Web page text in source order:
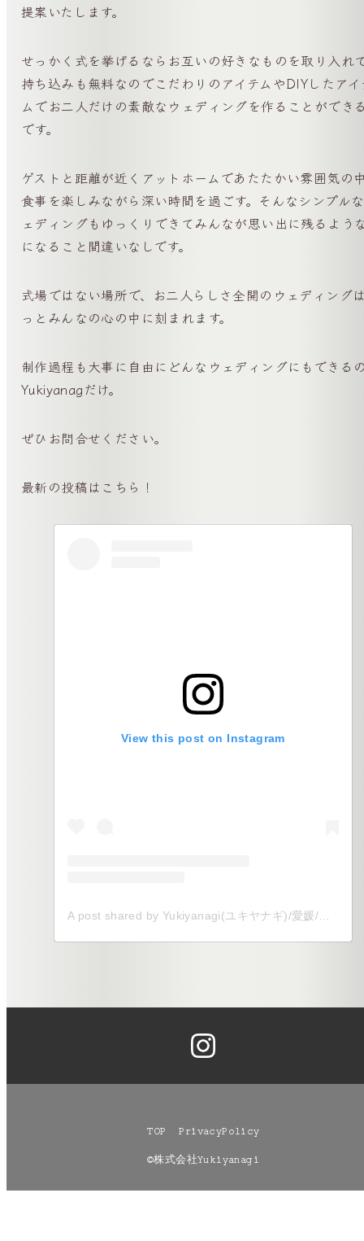
提案いたします。
せっかく式を挙げるならお互いの好きなものを取り入れ
持ち込みも無料なのでこだわりのアイテムやDIYしたア
ムでお二人だけの素敵なウェディングを作ることができ
です。
ゲストと距離が近くアットホームであたたかい雰囲気の
食事を楽しみながら深い時間を過ごす。そんなシンプル
ェディングもゆっくりできてみんなが思い出に残るよう
になること間違いなしです。
式場ではない場所で、お二人らしさ全開のウェディング
っとみんなの心の中に刻まれます。
制作過程も大事に自由にどんなウェディングにもできる
Yukiyanagだけ。
ぜひお問合せください。
最新の投稿はこちら！
View this post on Instagram
TOP PrivacyPolicy
©株式会社Yukiyanagi